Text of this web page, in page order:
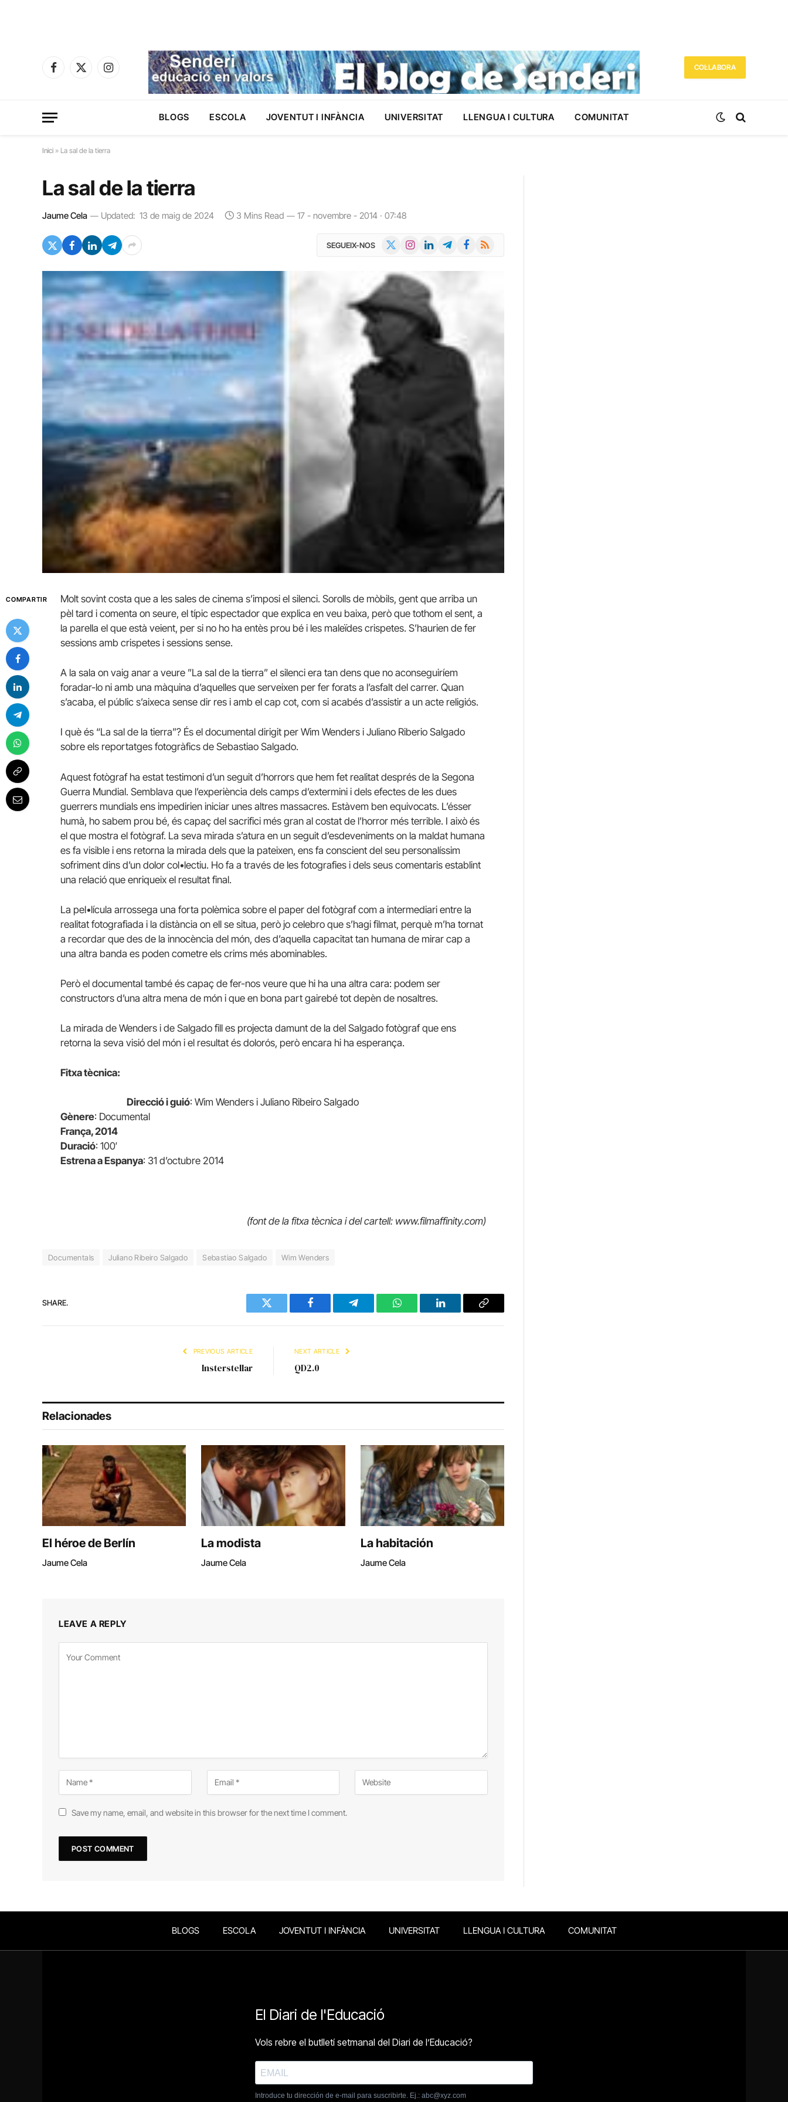
Facebook
X
Instagram
COL·LABORA
BLOGS ESCOLA JOVENTUT I INFÀNCIA UNIVERSITAT LLENGUA I CULTURA COMUNITAT
Inici » La sal de la tierra
La sal de la tierra
Jaume Cela Updated: 13 de maig de 2024 3 Mins Read 17 - novembre - 2014 · 07:48
SEGUEIX-NOS InstagramLinkedInTelegramFacebook
RSS
COMPARTIR
Molt sovint costa que a les sales de cinema s’imposi el silenci. Sorolls de mòbils, gent que arriba un
pèl tard i comenta on seure, el típic espectador que explica en veu baixa, però que tothom el sent, a
la parella el que està veient, per si no ho ha entès prou bé i les maleïdes crispetes. S’haurien de fer
sessions amb crispetes i sessions sense.
A la sala on vaig anar a veure ”La sal de la tierra” el silenci era tan dens que no aconseguiríem
foradar-lo ni amb una màquina d’aquelles que serveixen per fer forats a l’asfalt del carrer. Quan
s’acaba, el públic s’aixeca sense dir res i amb el cap cot, com si acabés d’assistir a un acte religiós.
I què és “La sal de la tierra”? És el documental dirigit per Wim Wenders i Juliano Riberio Salgado
sobre els reportatges fotogràfics de Sebastiao Salgado.
Aquest fotògraf ha estat testimoni d’un seguit d’horrors que hem fet realitat després de la Segona
Guerra Mundial. Semblava que l’experiència dels camps d’extermini i dels efectes de les dues
guerrers mundials ens impedirien iniciar unes altres massacres. Estàvem ben equivocats. L’ésser
humà, ho sabem prou bé, és capaç del sacrifici més gran al costat de l’horror més terrible. I això és
el que mostra el fotògraf. La seva mirada s’atura en un seguit d’esdeveniments on la maldat humana
es fa visible i ens retorna la mirada dels que la pateixen, ens fa conscient del seu personalíssim
sofriment dins d’un dolor col•lectiu. Ho fa a través de les fotografies i dels seus comentaris establint
una relació que enriqueix el resultat final.
La pel•lícula arrossega una forta polèmica sobre el paper del fotògraf com a intermediari entre la
realitat fotografiada i la distància on ell se situa, però jo celebro que s’hagi filmat, perquè m’ha tornat
a recordar que des de la innocència del món, des d’aquella capacitat tan humana de mirar cap a
una altra banda es poden cometre els crims més abominables.
Però el documental també és capaç de fer-nos veure que hi ha una altra cara: podem ser
constructors d’una altra mena de món i que en bona part gairebé tot depèn de nosaltres.
La mirada de Wenders i de Salgado fill es projecta damunt de la del Salgado fotògraf que ens
retorna la seva visió del món i el resultat és dolorós, però encara hi ha esperança.
Fitxa tècnica:
Direcció i guió: Wim Wenders i Juliano Ribeiro Salgado
Gènere: Documental
França, 2014
Duració: 100′
Estrena a Espanya: 31 d’octubre 2014
(font de la fitxa tècnica i del cartell: www.filmaffinity.com)
Documentals Juliano Ribeiro Salgado Sebastiao Salgado Wim Wenders
SHARE.
Twitter Facebook Telegram WhatsAppLinkedIn Copy
PREVIOUS ARTICLE
Insterstellar
NEXT ARTICLE
QD2.0
Relacionades
El héroe de Berlín
Jaume Cela
La modista
Jaume Cela
La habitación
Jaume Cela
LEAVE A REPLY
Save my name, email, and website in this browser for the next time I comment.
BLOGS ESCOLA JOVENTUT I INFÀNCIA UNIVERSITAT LLENGUA I CULTURA COMUNITAT